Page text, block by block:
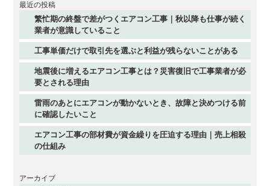
最近の投稿
繁忙期の終盤で差がつくエアコン工事｜秋以降も仕事が続く
業者が意識していること
工事単価だけで取引先を選ぶと利益が残らないことがある
地震後に増えるエアコン工事とは？災害復旧で工事業者が必
要とされる理由
雷雨のあとにエアコンが動かないとき、故障と決めつける前
に確認したいこと
エアコン工事の部材費が資金繰りを圧迫する理由｜売上相殺
の仕組み
アーカイブ